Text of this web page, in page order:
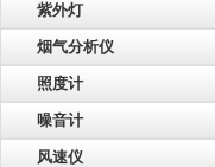
紫外灯
烟气分析仪
照度计
噪音计
风速仪